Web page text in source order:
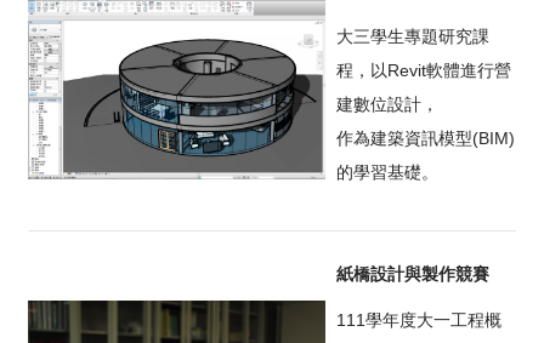
大三學生專題研究課
程，以Revit軟體進行營
建數位設計，
作為建築資訊模型(BIM)
的學習基礎。
紙橋設計與製作競賽
111學年度大一工程概